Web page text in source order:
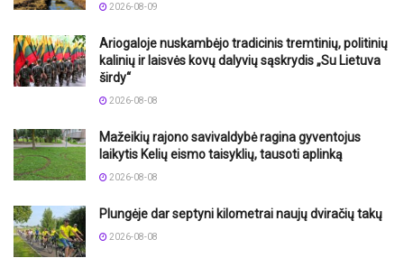
2026-08-09
Ariogaloje nuskambėjo tradicinis tremtinių, politinių
kalinių ir laisvės kovų dalyvių sąskrydis „Su Lietuva
širdy“
2026-08-08
Mažeikių rajono savivaldybė ragina gyventojus
laikytis Kelių eismo taisyklių, tausoti aplinką
2026-08-08
Plungėje dar septyni kilometrai naujų dviračių takų
2026-08-08